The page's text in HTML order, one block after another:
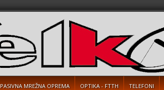
PASIVNA MREŽNA OPREMA OPTIKA - FTTH TELEFONI